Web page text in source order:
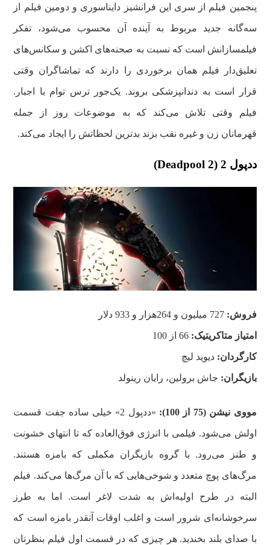
پنجمین فیلم از سری این فرانشیز دایناسوری و دومین فیلم از
سه‌گانه جدید مربوط به آینده آن محسوب می‌شود، تفکر
فیلمسازانش است که نسبت به صحنه‌های اکشن و سکانس‌های
تعلیق‌دار فیلم همان برخوردی را دارند که تماشاگران وقتی
قرار است به دندانپزشکی بروند. یک‌جور ترس توام با اجبار.
فیلم وقتی تلاش می‌کند که به موضوعات روز از جمله
قهرمانان زن و غیره نقب بزند بدترین لحظاتش را ایجاد می‌کند.
ددپول 2 (Deadpool 2)
فروش: 727 میلیون و 264هزار و 933 دلار
امتیاز متاکریتیک: 66 از 100
کارگردان: دیوید لیچ
بازیگران: جاش برولین، رایان رینولد
مووی نیشن (75 از 100): «ددپول 2» خیلی ساده جفت قسمت
اولش می‌شود. فیلمی با انرژی فوق‌العاده که تا انتهای خشونت
و طنز می‌رود. با گروه بازیگران مکملی که بامزه هستند.
مرگ‌های پوچ متعدد و شوخی‌هایی که با آن مرگ‌ها می‌کند. فیلم
البته در طرح اولیه‌اش به شدت لاغر است. اما به طرز
سرخوشانه‌ای شرور است و اغلب اوقات آنقدر بامزه است که
با صدای بلند بخندید. هر چیزی که در قسمت اول فیلم بنظرتان